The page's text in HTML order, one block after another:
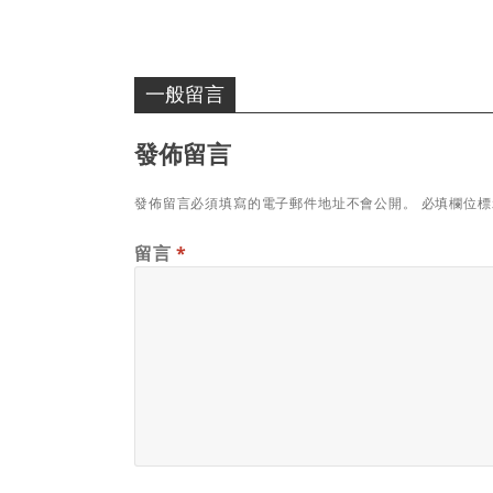
一般留言
發佈留言
發佈留言必須填寫的電子郵件地址不會公開。 必填欄位
留言 *